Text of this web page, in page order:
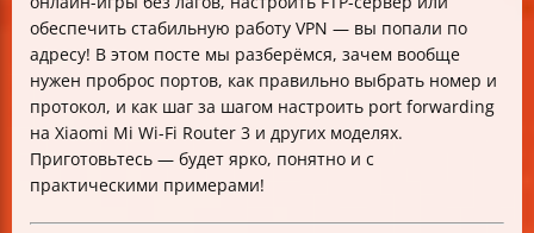
Таблица сравнения основных шагов настройки
проброса портов на Xiaomi
Итог
обеспечить стабильную работу VPN — вы попали по
адресу! В этом посте мы разберёмся, зачем вообще
нужен проброс портов, как правильно выбрать номер и
протокол, и как шаг за шагом настроить port forwarding
на Xiaomi Mi Wi-Fi Router 3 и других моделях.
Приготовьтесь — будет ярко, понятно и с
практическими примерами!